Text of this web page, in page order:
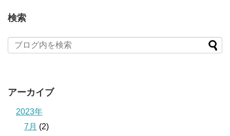
検索
アーカイブ
2023年
7月 (2)